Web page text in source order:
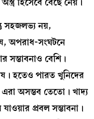
সহজলভ্য নয়,
অপরাধ-সংঘটনে
সম্ভাবনাও বেশি।
হতেও পারত খুনিদের
অসম্ভব তেতো। খাদ্য
প্রবল সম্ভাবনা।